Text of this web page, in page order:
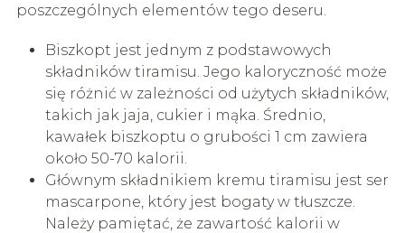
poszczególnych elementów tego deseru.
Biszkopt jest jednym z podstawowych
składników tiramisu. Jego kaloryczność może
się różnić w zależności od użytych składników,
takich jak jaja, cukier i mąka. Średnio,
kawałek biszkoptu o grubości 1 cm zawiera
około 50-70 kalorii.
Głównym składnikiem kremu tiramisu jest ser
mascarpone, który jest bogaty w tłuszcze.
Należy pamiętać, że zawartość kalorii w